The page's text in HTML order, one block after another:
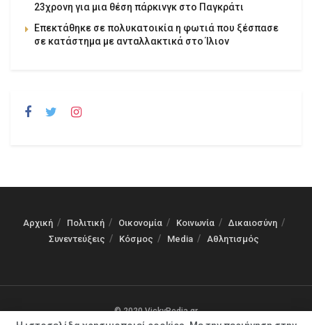
23χρονη για μια θέση πάρκινγκ στο Παγκράτι
Επεκτάθηκε σε πολυκατοικία η φωτιά που ξέσπασε
σε κατάστημα με ανταλλακτικά στο Ίλιον
Αρχική Πολιτική Οικονομία Κοινωνία
Δικαιοσύνη
Συνεντεύξεις
Κόσμος Media Αθλητισμός
© 2020 VickyPedia.gr